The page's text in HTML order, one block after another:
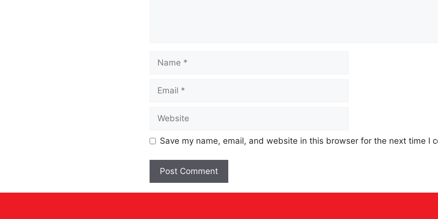
Save my name, email, and website in this browser for the next time I